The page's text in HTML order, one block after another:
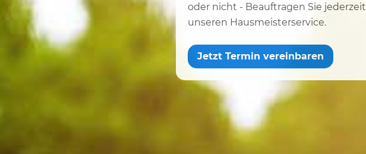
oder nicht - Beauftragen Sie jederzeit
unseren Hausmeisterservice.
Jetzt Termin vereinbaren